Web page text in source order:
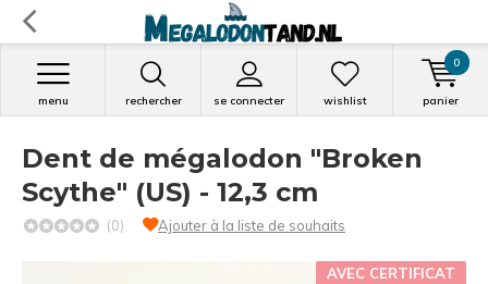
rechercher se connecter
menu wishlist panier
0
Dent de mégalodon "Broken
Scythe" (US) - 12,3 cm
(0) Ajouter à la liste de souhaits
AVEC CERTIFICAT